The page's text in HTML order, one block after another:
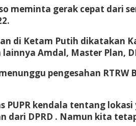
meminta gerak cepat
di Ketam Putih dikatakan
Amdal, Master Plan,
pengesahan RTRW
PUPR kendala tentang
dari DPRD . Namun kita